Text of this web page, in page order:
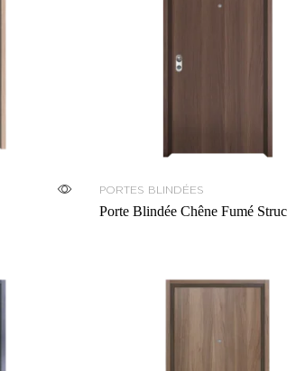
PORTES BLINDÉES
Porte Blindée Chêne Fumé